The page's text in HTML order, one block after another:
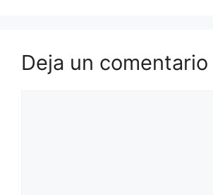
Deja un comentario